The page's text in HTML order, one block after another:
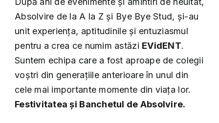
Absolvire de la A la Z și Bye Bye Stud, și-au
unit experiența, aptitudinile și entuziasmul
pentru a crea ce numim astăzi EVidENT.
Suntem echipa care a fost aproape de colegii
voștri din generațiile anterioare în unul din
cele mai importante momente din viața lor.
Festivitatea și Banchetul de Absolvire.